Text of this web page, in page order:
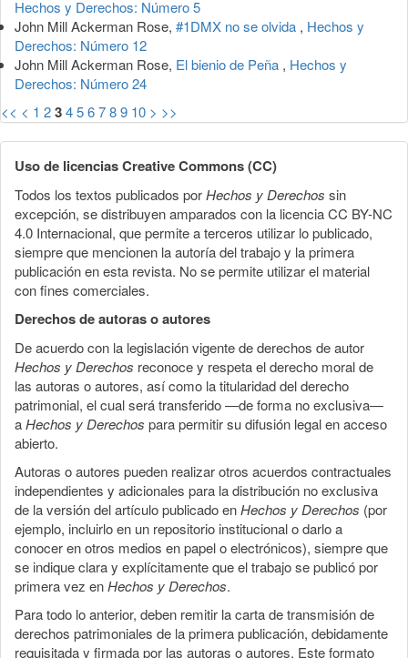
Hechos y Derechos: Número 5
John Mill Ackerman Rose, #1DMX no se olvida , Hechos y
Derechos: Número 12
John Mill Ackerman Rose, El bienio de Peña , Hechos y
Derechos: Número 24
<< < 1 23456789 10 > >>
Uso de licencias Creative Commons (CC)
Todos los textos publicados porHechos y Derechos sin
excepción, se distribuyen amparados con la licencia CC BY-NC
4.0 Internacional, que permite a terceros utilizar lo publicado,
siempre que mencionen la autoría del trabajo y la primera
publicación en esta revista. No se permite utilizar el material
con fines comerciales.
Derechos de autoras o autores
De acuerdo con la legislación vigente de derechos de autor
Hechos y Derechos reconoce y respeta el derecho moral de
las autoras o autores, así como la titularidad del derecho
patrimonial, el cual será transferido —de forma no exclusiva—
aHechos y Derechos para permitir su difusión legal en acceso
abierto.
Autoras o autores pueden realizar otros acuerdos contractuales
independientes y adicionales para la distribución no exclusiva
de la versión del artículo publicado enHechos y Derechos (por
ejemplo, incluirlo en un repositorio institucional o darlo a
conocer en otros medios en papel o electrónicos), siempre que
se indique clara y explícitamente que el trabajo se publicó por
primera vez enHechos y Derechos.
Para todo lo anterior, deben remitir la carta de transmisión de
derechos patrimoniales de la primera publicación, debidamente
requisitada y firmada por las autoras o autores. Este formato